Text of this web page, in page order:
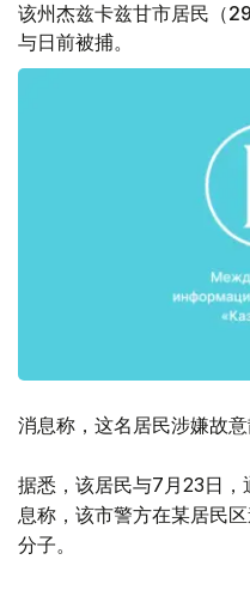
该州杰兹卡兹甘市居民（
与日前被捕。
消息称，这名居民涉嫌故
据悉，该居民与7月23日
息称，该市警方在某居民
分子。